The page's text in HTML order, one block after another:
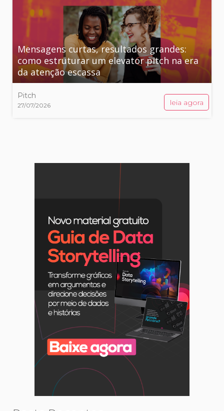
Mensagens curtas, resultados grandes:
como estruturar um elevator pitch na era
da atenção escassa
Pitch
27/07/2026 leia agora